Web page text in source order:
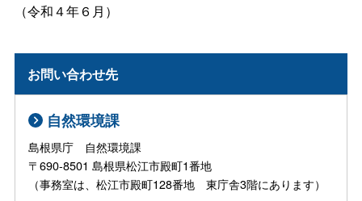
（令和４年６月）
お問い合わせ先
自然環境課
島根県庁 自然環境課
〒690-8501 島根県松江市殿町1番地
（事務室は、松江市殿町128番地 東庁舎3階にあります）